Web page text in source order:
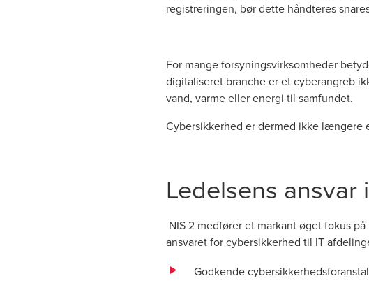
registreringen, bør dette håndteres
For mange forsyningsvirksomheder
digitaliseret branche er et cyberangreb
vand, varme eller energi til samfundet.
Cybersikkerhed er dermed ikke
Ledelsens ansvar
NIS 2 medfører et markant øget fokus
ansvaret for cybersikkerhed til IT
Godkende